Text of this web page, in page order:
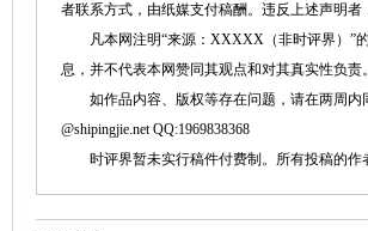
者联系方式，由纸媒支付稿酬。违反上述声明
凡本网注明“来源：XXXXX（非时评界）”的
息，并不代表本网赞同其观点和对其真实性负责。
如作品内容、版权等存在问题，请在两周内
@shipingjie.net QQ:1969838368
时评界暂未实行稿件付费制。所有投稿的作